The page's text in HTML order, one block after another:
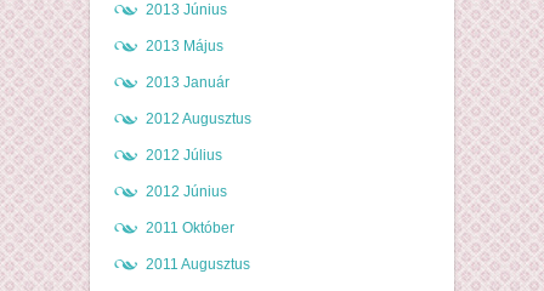
2013 Június
2013 Május
2013 Január
2012 Augusztus
2012 Július
2012 Június
2011 Október
2011 Augusztus